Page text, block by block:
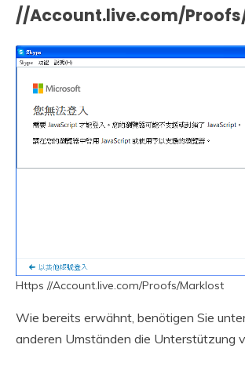
//Account.live.com/
Https //Account.live.com/Proofs/Marklost
Wie bereits erwähnt, benötigen Sie
anderen Umständen die Unterstützung